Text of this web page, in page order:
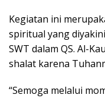
Kegiatan ini
spiritual yang
SWT dalam QS. Al-
shalat karena
“Semoga melalui